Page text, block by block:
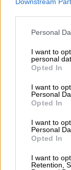
Please note
not limited to
grant or deny
use your data
consent section.
Personal
I want to
personal
Opted In
I want to
Personal
Opted In
I want to
Personal
Opted In
I want to
Retention,
για να